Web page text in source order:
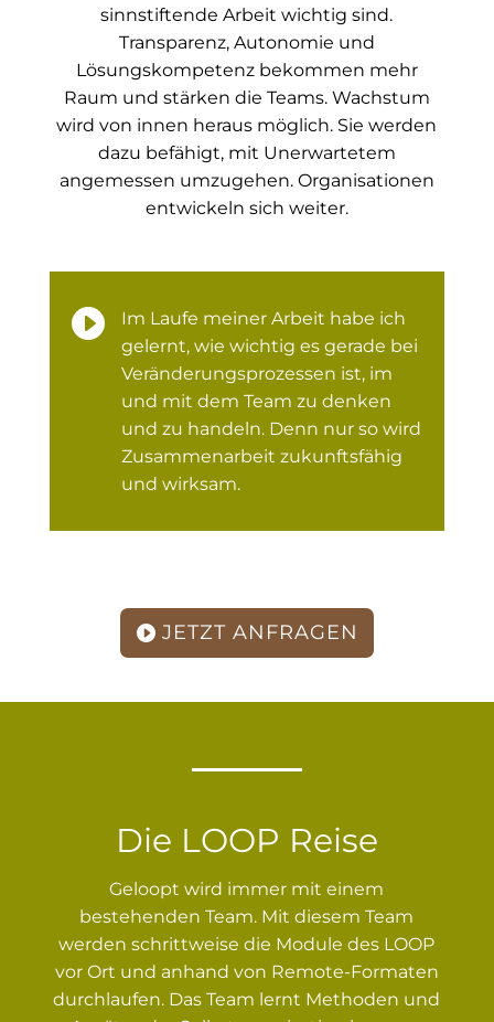
sinnstiftende Arbeit wichtig sind.
Transparenz, Autonomie und
Lösungskompetenz bekommen mehr
Raum und stärken die Teams. Wachstum
wird von innen heraus möglich. Sie werden
dazu befähigt, mit Unerwartetem
angemessen umzugehen. Organisationen
entwickeln sich weiter.

Im Laufe meiner Arbeit habe ich
gelernt, wie wichtig es gerade bei
Veränderungsprozessen ist, im
und mit dem Team zu denken
und zu handeln. Denn nur so wird
Zusammenarbeit zukunftsfähig
und wirksam.
JETZT ANFRAGEN
Die LOOP Reise
Geloopt wird immer mit einem
bestehenden Team. Mit diesem Team
werden schrittweise die Module des LOOP
vor Ort und anhand von Remote-Formaten
durchlaufen. Das Team lernt Methoden und